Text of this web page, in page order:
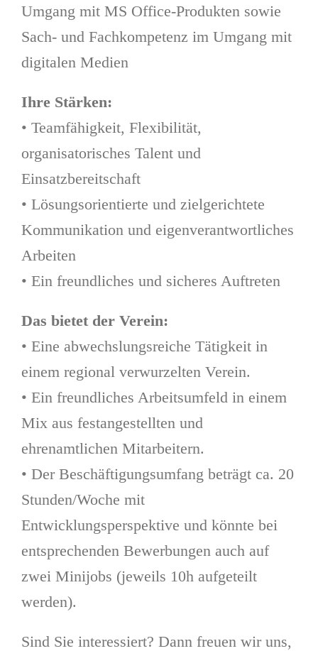
Umgang mit MS Office-Produkten sowie
Sach- und Fachkompetenz im Umgang mit
digitalen Medien
Ihre Stärken:
• Teamfähigkeit, Flexibilität,
organisatorisches Talent und
Einsatzbereitschaft
• Lösungsorientierte und zielgerichtete
Kommunikation und eigenverantwortliches
Arbeiten
• Ein freundliches und sicheres Auftreten
Das bietet der Verein:
• Eine abwechslungsreiche Tätigkeit in
einem regional verwurzelten Verein.
• Ein freundliches Arbeitsumfeld in einem
Mix aus festangestellten und
ehrenamtlichen Mitarbeitern.
• Der Beschäftigungsumfang beträgt ca. 20
Stunden/Woche mit
Entwicklungsperspektive und könnte bei
entsprechenden Bewerbungen auch auf
zwei Minijobs (jeweils 10h aufgeteilt
werden).
Sind Sie interessiert? Dann freuen wir uns,